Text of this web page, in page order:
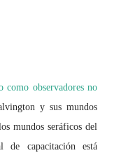
como observadores no
y sus mundos
mundos seráficos del
de capacitación está